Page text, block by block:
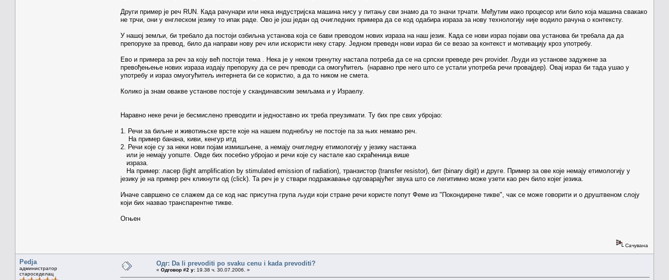
Други пример је реч RUN. Када рачунари или нека индустријска машина нису у питању сви знамо да то значи трчати. Међутим иако процесор или било која машина свакако
не трчи, они у енглеском језику то ипак раде. Ово је још један од очигледних примера да се код одабира израза за нову технологију није водило рачуна о контексту.
У нашој земљи, би требало да постоји озбиљна установа која се бави преводом нових израза на наш језик. Када се нови израз појави ова установа би требала да да
препоруке за превод, било да направи нову реч или искористи неку стару. Једном преведн нови израз би се везао за контекст и мотивацију кроз употребу.
Ево и примера за реч за коју већ постоји тема . Нека је у неком тренутку настала потреба да се на српски преведе реч provider. Људи из установе задужене за
превођењење нових израза издају препоруку да се реч преводи са омогућитељ (наравно пре него што се устали употреба речи провајдер). Овај израз би тада ушао у
употребу и израз омуогућитељ интернета би се користио, а да то ником не смета.
Колико ја знам овакве установе постоје у скандинавским земљама и у Израелу.
Наравно неке речи је бесмислено преводити и једноставно их треба преузимати. Ту бих пре свих убројао:
1. Речи за биљне и животињске врсте које на нашем поднебљу не постоје па за њих немамо реч.
На пример банана, киви, кенгур итд
2. Речи које су за неки нови појам измишљене, а немају очигледну етимологију у језику настанка
или је немају уопште. Овде бих посебно убројао и речи које су настале као скраћеница више
израза.
На пример: ласер (light amplification by stimulated emission of radiation), транзистор (transfer resistor), бит (binary digit) и друге. Пример за ове које немају етимологију у
језику је на пример реч кликнути од (click). Та реч је у ствари подражавање одговарајућег звука што се легитимно може узети као реч било којег језика.
Иначе савршено се слажем да се код нас присутна група људи који стране речи користе попут Феме из "Покондирене тикве", чак се може говорити и о друштвеном слоју
који бих назвао транспарентне тикве.
Огњен
Сачувана
Pedja
администратор
староседелац
Одг: Da li prevoditi po svaku cenu i kada prevoditi?
« Одговор #2 у: 19.38 ч. 30.07.2006. »